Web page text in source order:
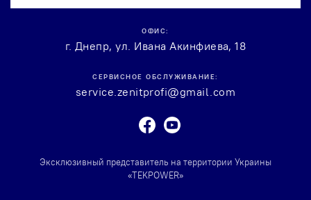
ОФИС:
г. Днепр, ул. Ивана Акинфиева, 18
СЕРВИСНОЕ ОБСЛУЖИВАНИЕ:
service.zenitprofi@gmail.com
FacebookYoutube
Эксклюзивный представитель на территории Украины
«TEKPOWER»